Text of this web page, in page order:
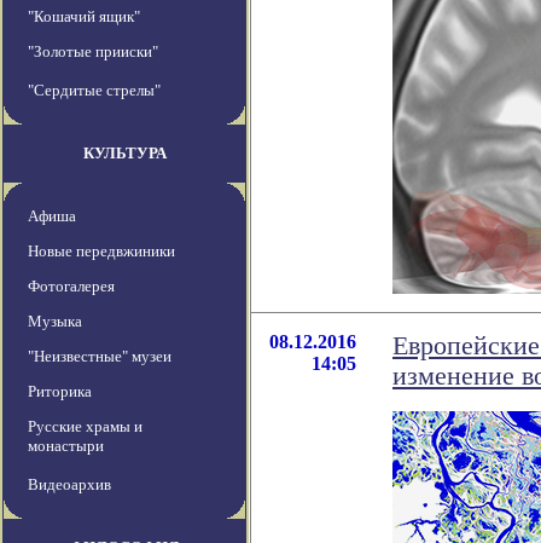
"Кошачий ящик"
"Золотые прииски"
"Сердитые стрелы"
КУЛЬТУРА
Афиша
Новые передвжиники
Фотогалерея
Музыка
"Неизвестные" музеи
Риторика
Русские храмы и
монастыри
Видеоархив
08.12.2016
14:05
изменение